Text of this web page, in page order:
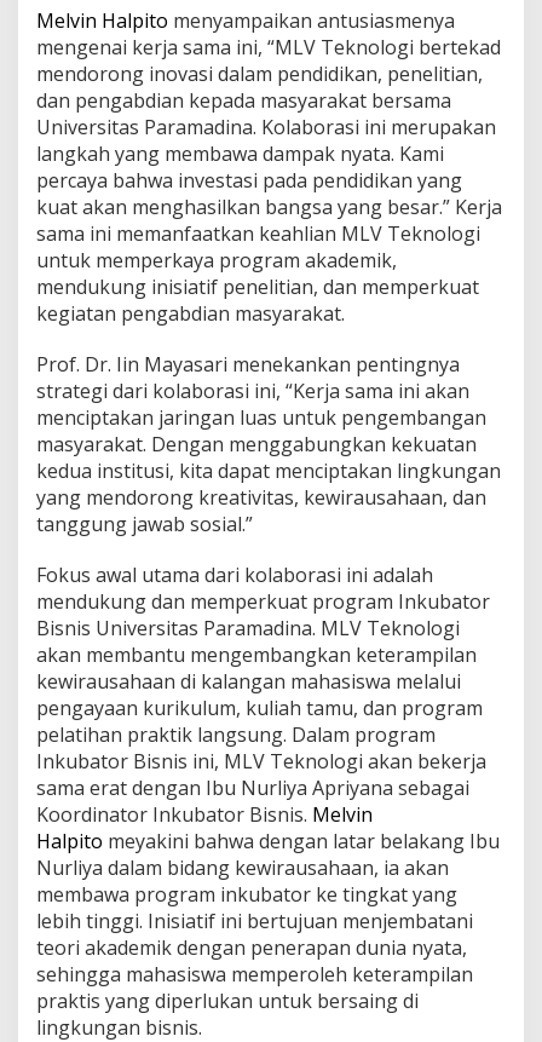
m
P
e
n
d
i
d
i
k
a
n
,
P
e
n
l
i
t
i
a
n
,
a
P
e
n
a
b
d
i
a
n
k
e
p
a
d
a
M
a
s
y
a
Melvin Halpito menyampaikan antusiasmenya
mengenai kerja sama ini, “MLV Teknologi bertekad
mendorong inovasi dalam pendidikan, penelitian,
dan pengabdian kepada masyarakat bersama
Universitas Paramadina. Kolaborasi ini merupakan
langkah yang membawa dampak nyata. Kami
percaya bahwa investasi pada pendidikan yang
kuat akan menghasilkan bangsa yang besar.” Kerja
sama ini memanfaatkan keahlian MLV Teknologi
untuk memperkaya program akademik,
mendukung inisiatif penelitian, dan memperkuat
kegiatan pengabdian masyarakat.
Prof. Dr. Iin Mayasari menekankan pentingnya
strategi dari kolaborasi ini, “Kerja sama ini akan
menciptakan jaringan luas untuk pengembangan
masyarakat. Dengan menggabungkan kekuatan
kedua institusi, kita dapat menciptakan lingkungan
yang mendorong kreativitas, kewirausahaan, dan
tanggung jawab sosial.”
Fokus awal utama dari kolaborasi ini adalah
mendukung dan memperkuat program Inkubator
Bisnis Universitas Paramadina. MLV Teknologi
akan membantu mengembangkan keterampilan
kewirausahaan di kalangan mahasiswa melalui
pengayaan kurikulum, kuliah tamu, dan program
pelatihan praktik langsung. Dalam program
Inkubator Bisnis ini, MLV Teknologi akan bekerja
sama erat dengan Ibu Nurliya Apriyana sebagai
Koordinator Inkubator Bisnis. Melvin
Halpito meyakini bahwa dengan latar belakang Ibu
Nurliya dalam bidang kewirausahaan, ia akan
membawa program inkubator ke tingkat yang
lebih tinggi. Inisiatif ini bertujuan menjembatani
teori akademik dengan penerapan dunia nyata,
sehingga mahasiswa memperoleh keterampilan
praktis yang diperlukan untuk bersaing di
lingkungan bisnis.